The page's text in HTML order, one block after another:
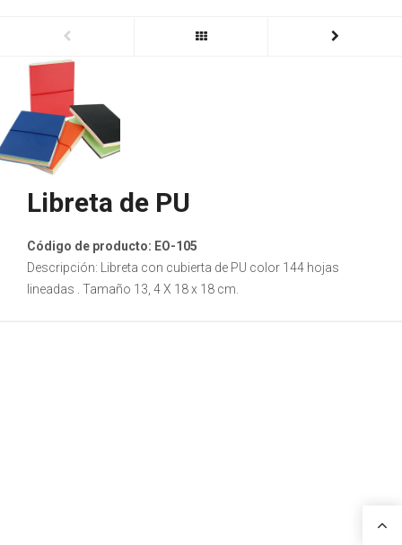
Libreta de PU
Código de producto: EO-105
Descripción: Libreta con cubierta de PU color 144 hojas
lineadas . Tamaño 13, 4 X 18 x 18 cm.